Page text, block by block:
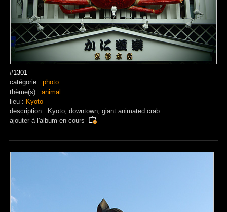
#1301
catégorie : photo
thème(s) : animal
lieu : Kyoto
description : Kyoto, downtown, giant animated crab
ajouter à l'album en cours